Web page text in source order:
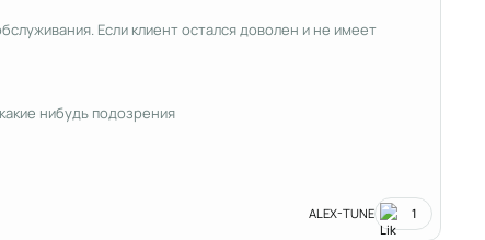
Если клиент остался доволен и не имеет
нибудь подозрения
ALEX-TUNE 1